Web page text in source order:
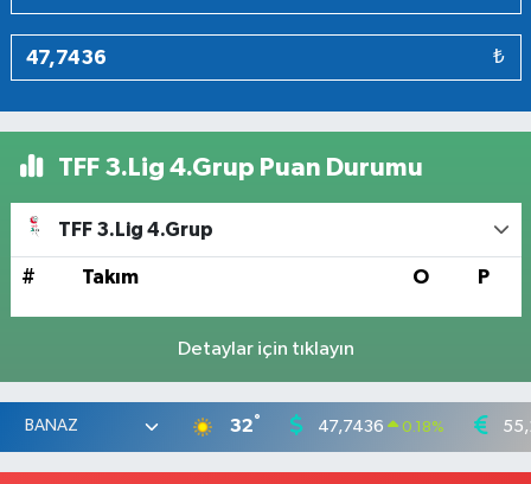
₺
TFF 3.Lig 4.Grup Puan Durumu
TFF 3.Lig 4.Grup
# Takım O P
Detaylar için tıklayın
32° 47,7436 0.18%